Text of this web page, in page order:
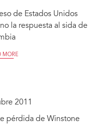
de Estados Unidos
la respuesta al sida de
MORE
2011
pérdida de Winstone